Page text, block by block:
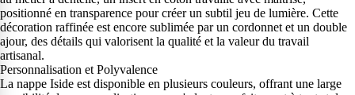
positionné en transparence pour créer un subtil jeu de lumière. Cette
décoration raffinée est encore sublimée par un cordonnet et un double
ajour, des détails qui valorisent la qualité et la valeur du travail
artisanal.
Personnalisation et Polyvalence
La nappe Iside est disponible en plusieurs couleurs, offrant une large